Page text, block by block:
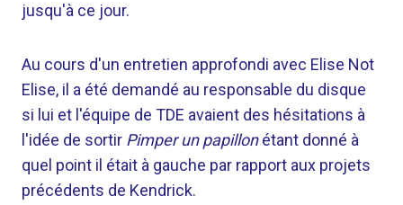
jusqu'à ce jour.
Au cours d'un entretien approfondi avec Elise Not
Elise, il a été demandé au responsable du disque
si lui et l'équipe de TDE avaient des hésitations à
l'idée de sortir Pimper un papillonétant donné à
quel point il était à gauche par rapport aux projets
précédents de Kendrick.